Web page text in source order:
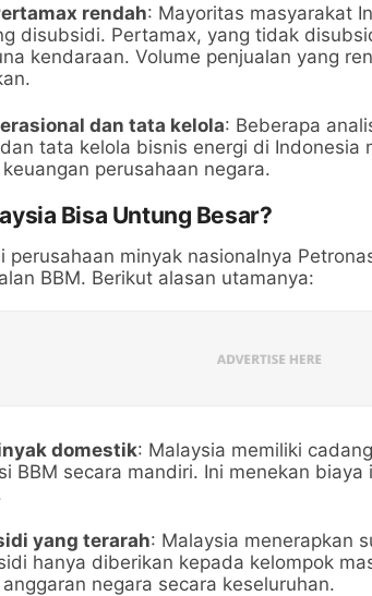
rendah: Mayoritas masyarakat
disubsidi. Pertamax, yang tidak
kendaraan. Volume penjualan yang
dan tata kelola: Beberapa
tata kelola bisnis energi di
perusahaan negara.
Bisa Untung Besar?
perusahaan minyak nasionalnya
BBM. Berikut alasan utamanya:
domestik: Malaysia memiliki
BBM secara mandiri. Ini menekan
yang terarah: Malaysia menerapkan
hanya diberikan kepada kelompok
negara secara keseluruhan.